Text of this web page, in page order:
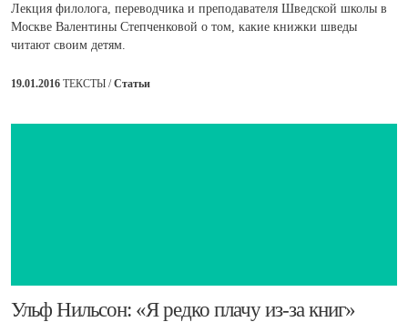
Лекция филолога, переводчика и преподавателя Шведской школы в
Москве Валентины Степченковой о том, какие книжки шведы
читают своим детям.
19.01.2016 ТЕКСТЫ /Статьи
​Ульф Нильсон: «Я редко плачу из-за книг»